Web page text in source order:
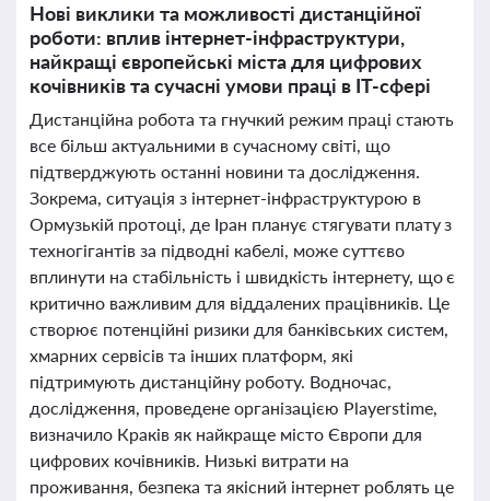
Нові виклики та можливості дистанційної
роботи: вплив інтернет-інфраструктури,
найкращі європейські міста для цифрових
кочівників та сучасні умови праці в IT-сфері
Дистанційна робота та гнучкий режим праці стають
все більш актуальними в сучасному світі, що
підтверджують останні новини та дослідження.
Зокрема, ситуація з інтернет-інфраструктурою в
Ормузькій протоці, де Іран планує стягувати плату з
техногігантів за підводні кабелі, може суттєво
вплинути на стабільність і швидкість інтернету, що є
критично важливим для віддалених працівників. Це
створює потенційні ризики для банківських систем,
хмарних сервісів та інших платформ, які
підтримують дистанційну роботу. Водночас,
дослідження, проведене організацією Playerstime,
визначило Краків як найкраще місто Європи для
цифрових кочівників. Низькі витрати на
проживання, безпека та якісний інтернет роблять це